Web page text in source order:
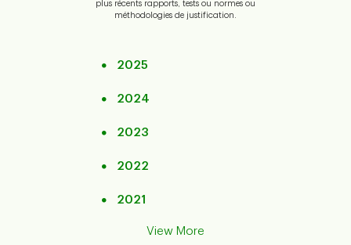
plus récents rapports, tests ou normes ou
méthodologies de justification.
2025
2024
2023
2022
2021
View More